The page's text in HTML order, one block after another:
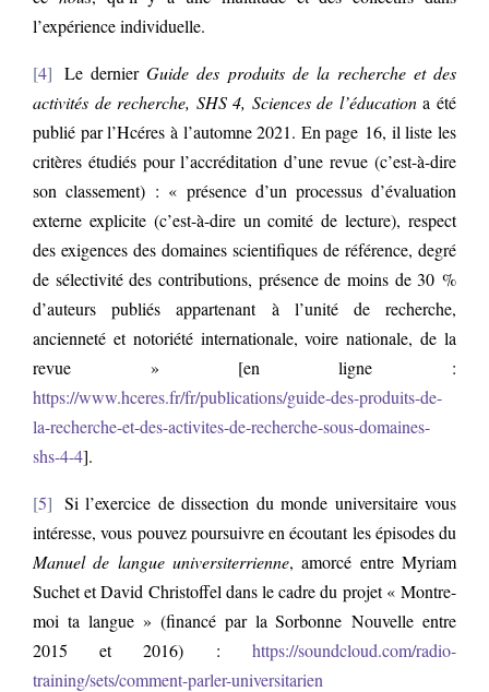
l’expérience individuelle.
4 Le dernierGuide des produits de la recherche et des
activités de recherche, SHS 4, Sciences de l’éducationa été
publié par l’Hcéres à l’automne 2021. En page 16, il liste les
critères étudiés pour l’accréditation d’une revue (c’est-à-dire
son classement) : « présence d’un processus d’évaluation
externe explicite (c’est-à-dire un comité de lecture), respect
des exigences des domaines scientifiques de référence, degré
de sélectivité des contributions, présence de moins de 30 %
d’auteurs publiés appartenant à l’unité de recherche,
ancienneté et notoriété internationale, voire nationale, de la
revue » [en ligne :
https://www.hceres.fr/fr/publications/guide-des-produits-de-
la-recherche-et-des-activites-de-recherche-sous-domaines-
shs-4-4].
5
Si l’exercice de dissection du monde universitaire vous
intéresse, vous pouvez poursuivre en écoutant les épisodes du
Manuel de langue universiterrienne, amorcé entre Myriam
Suchet et David Christoffel dans le cadre du projet « Montre-
moi ta langue » (financé par la Sorbonne Nouvelle entre
2015 et 2016) : https://soundcloud.com/radio-
training/sets/comment-parler-universitarien